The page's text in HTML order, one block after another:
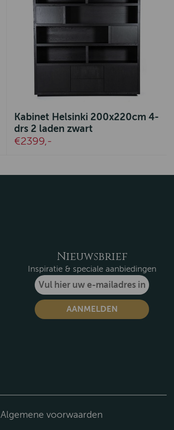
Kabinet Helsinki 200x220cm 4-
drs 2 laden zwart
€2399,-
Nieuwsbrief
Inspiratie & speciale aanbiedingen
Algemene voorwaarden